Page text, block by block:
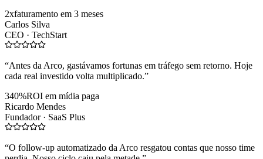
2xfaturamento em 3 meses
Carlos Silva
CEO · TechStart
“Antes da Arco, gastávamos fortunas em tráfego sem retorno. Hoje
cada real investido volta multiplicado.”
340%ROI em mídia paga
Ricardo Mendes
Fundador · SaaS Plus
“O follow-up automatizado da Arco resgatou contas que nosso time